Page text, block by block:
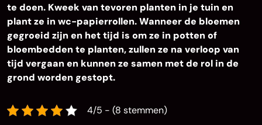
te doen. Kweek van tevoren planten in je tuin en
plant ze in wc-papierrollen. Wanneer de bloemen
gegroeid zijn en het tijd is om ze in potten of
bloembedden te planten, zullen ze na verloop van
tijd vergaan en kunnen ze samen met de rol in de
grond worden gestopt.
4/5 - (8 stemmen)